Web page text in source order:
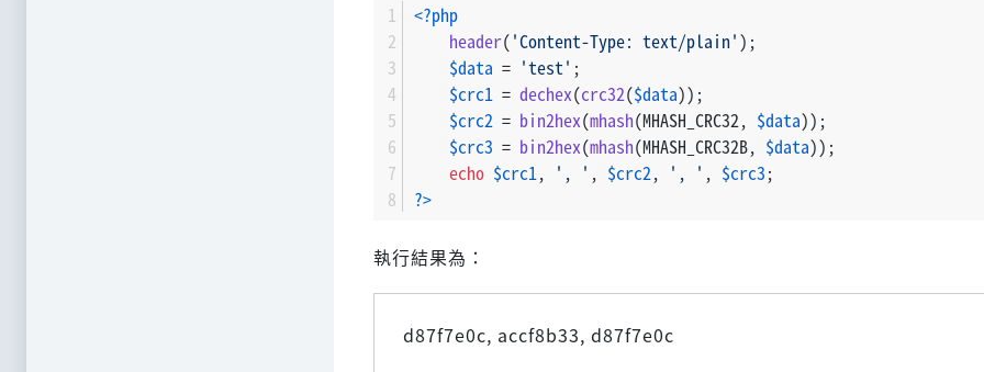
<?php
header('Content-Type: text/plain');
$data = 'test' ;
$crc1 = dechex(crc32($data));
$crc2 = bin2hex(mhash(MHASH_CRC32, $data));
$crc3 = bin2hex(mhash(MHASH_CRC32B, $data));
echo $crc1, ', ' , $crc2, ', ' , $crc3;
?>
執行結果為：
d87f7e0c, accf8b33, d87f7e0c